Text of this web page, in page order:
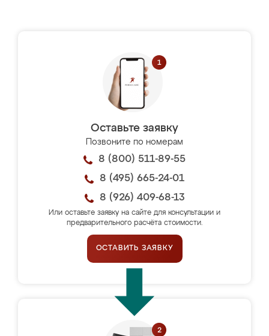
Оставьте заявку
Позвоните по номерам
8 (800) 511-89-55
8 (495) 665-24-01
8 (926) 409-68-13
Или оставьте заявку на сайте для консультации и
предварительного расчёта стоимости.
ОСТАВИТЬ ЗАЯВКУ